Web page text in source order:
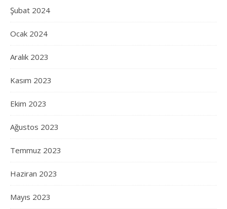
Şubat 2024
Ocak 2024
Aralık 2023
Kasım 2023
Ekim 2023
Ağustos 2023
Temmuz 2023
Haziran 2023
Mayıs 2023